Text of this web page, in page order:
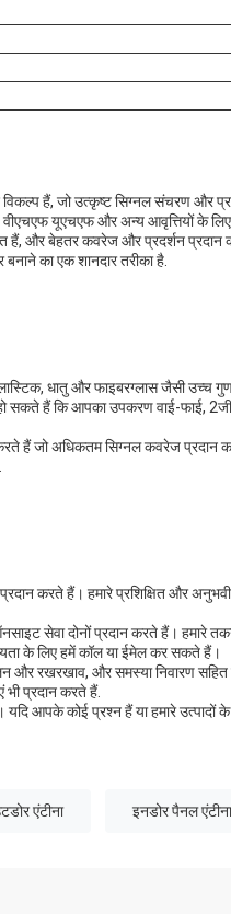
हैं, जो उत्कृष्ट सिग्नल संचरण और
यूएचएफ और अन्य आवृत्तियों के
और बेहतर कवरेज और प्रदर्शन प्रदान
का एक शानदार तरीका है.
धातु और फाइबरग्लास जैसी उच्च
सकते हैं कि आपका उपकरण वाई-फाई,
हैं जो अधिकतम सिग्नल कवरेज
करते हैं। हमारे प्रशिक्षित और
सेवा दोनों प्रदान करते हैं। हमारे
के लिए हमें कॉल या ईमेल कर सकते हैं।
और रखरखाव, और समस्या निवारण
प्रदान करते हैं.
आपके कोई प्रश्न हैं या हमारे
एंटीना इनडोर पैनल